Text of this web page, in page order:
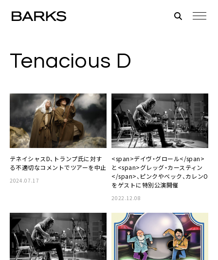
Tenacious D
テネイシャスD、トランプ氏に対す
る不適切なコメントでツアーを中止
2024.07.17
<span>デイヴ・グロール</span>
と<span>グレッグ・カースティン
</span>、ピンクやベック、カレンO
をゲストに特別公演開催
2022.12.08